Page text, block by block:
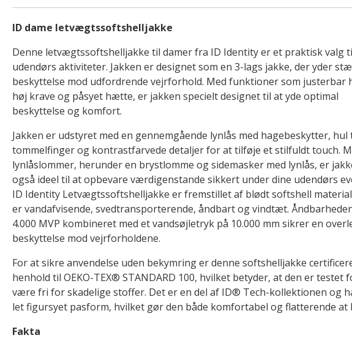
ID dame letvægtssoftshelljakke
Denne letvægtssoftshelljakke til damer fra ID Identity er et praktisk valg
udendørs aktiviteter. Jakken er designet som en 3-lags jakke, der yder
beskyttelse mod udfordrende vejrforhold. Med funktioner som justerbar
høj krave og påsyet hætte, er jakken specielt designet til at yde optimal
beskyttelse og komfort.
Jakken er udstyret med en gennemgående lynlås med hagebeskytter, hul
tommelfinger og kontrastfarvede detaljer for at tilføje et stilfuldt touch.
lynlåslommer, herunder en brystlomme og sidemasker med lynlås, er
også ideel til at opbevare værdigenstande sikkert under dine udendørs
ID Identity Letvægtssoftshelljakke er fremstillet af blødt softshell
er vandafvisende, svedtransporterende, åndbart og vindtæt.
4.000 MVP kombineret med et vandsøjletryk på 10.000 mm sikrer en
beskyttelse mod vejrforholdene.
For at sikre anvendelse uden bekymring er denne softshelljakke
henhold til OEKO-TEX® STANDARD 100, hvilket betyder, at den er testet
være fri for skadelige stoffer. Det er en del af ID® Tech-kollektionen og
let figursyet pasform, hvilket gør den både komfortabel og flatterende at
Fakta